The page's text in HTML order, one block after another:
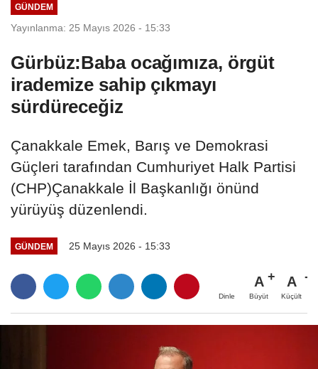
GÜNDEM
Yayınlanma: 25 Mayıs 2026 - 15:33
Gürbüz:Baba ocağımıza, örgüt
irademize sahip çıkmayı
sürdüreceğiz
Çanakkale Emek, Barış ve Demokrasi
Güçleri tarafından Cumhuriyet Halk Partisi
(CHP)Çanakkale İl Başkanlığı önünd
yürüyüş düzenlendi.
GÜNDEM 25 Mayıs 2026 - 15:33
Dinle
A
Büyüt
A
Küçült